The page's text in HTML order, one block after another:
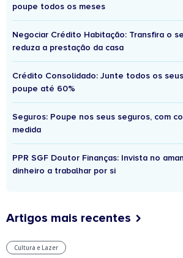
poupe todos os meses
Negociar Crédito Habitação: Transfira o
reduza a prestação da casa
Crédito Consolidado: Junte todos os
poupe até 60%
Seguros: Poupe nos seus seguros, com
medida
PPR SGF Doutor Finanças: Invista no
dinheiro a trabalhar por si
Artigos mais recentes
Cultura e Lazer